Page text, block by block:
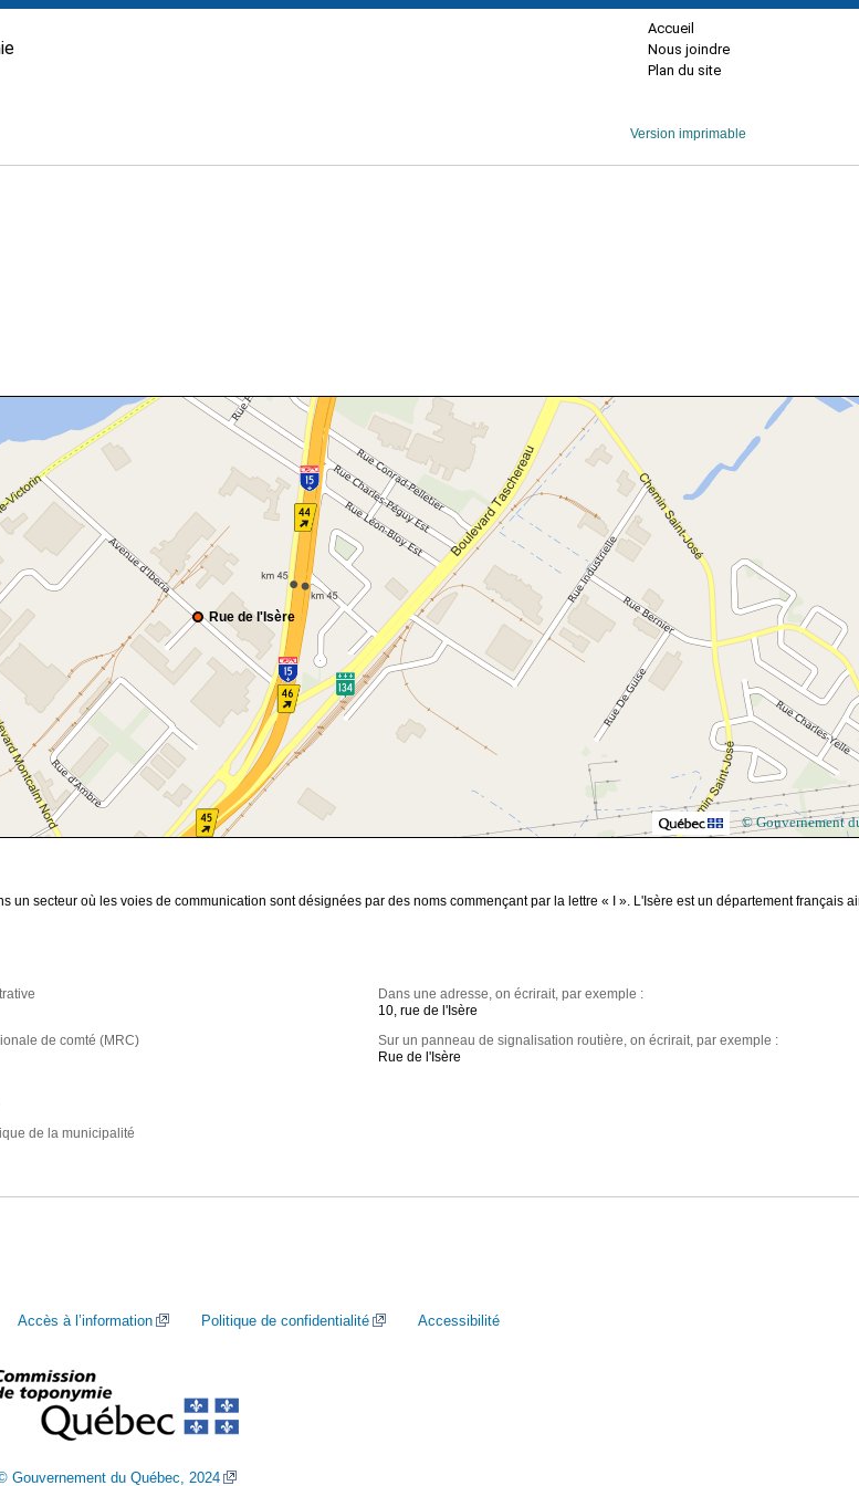
Accueil
Nous joindre
Plan du site
Version imprimable
Rue de l'Isère
© Gouvernement
secteur où les voies de communication sont désignées par des noms commençant par la lettre « I ». L'Isère est un département français
de comté (MRC)
de la municipalité
Dans une adresse, on écrirait, par exemple :
10, rue de l'Isère
Sur un panneau de signalisation routière, on écrirait, par exemple :
Rue de l'Isère
Accès à l’information Politique de confidentialité Accessibilité
Gouvernement du Québec, 2024